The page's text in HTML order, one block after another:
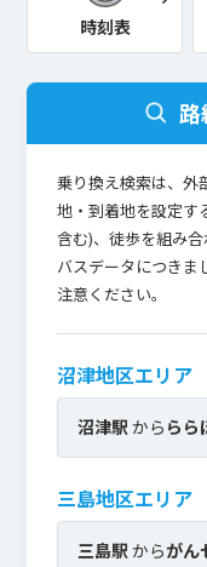
時刻表
路
乗り換え検索は、外
地・到着地を設定す
含む)、徒歩を組み
バスデータにつきま
注意ください。
沼津地区エリア
沼津駅から らら
三島地区エリア
三島駅からがん